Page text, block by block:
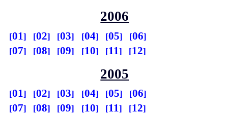
2006
01 02 03 04 05
06
07
08 09 10 11 12
2005
01 02 03 04 05
06
07
08 09 10 11 12